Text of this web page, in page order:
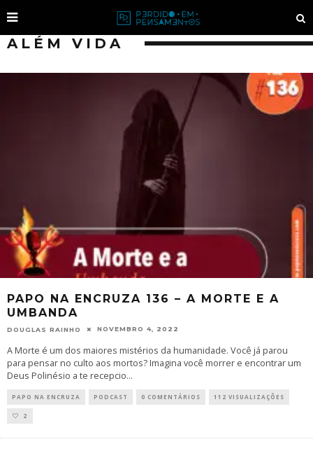
ALÉM VIDA
PAPO NA ENCRUZA 136 – A MORTE E A
UMBANDA
DOUGLAS RAINHO NOVEMBRO 4, 2022
A Morte é um dos maiores mistérios da humanidade. Você já parou
para pensar no culto aos mortos? Imagina você morrer e encontrar um
Deus Polinésio a te recepcio...
PAPO NA ENCRUZA PODCAST 0 COMENTÁRIOS 112 VISUALIZAÇÕES
2